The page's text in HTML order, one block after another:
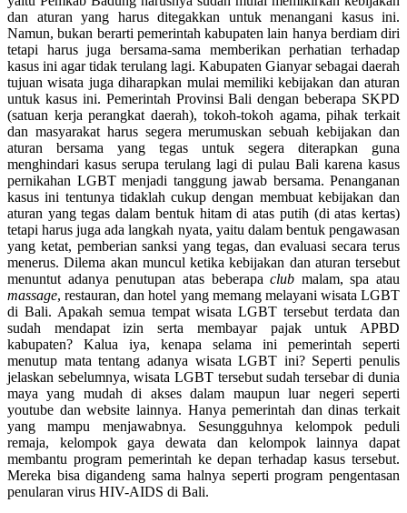
dan aturan yang harus ditegakkan untuk menangani kasus ini.
Namun, bukan berarti pemerintah kabupaten lain hanya berdiam diri
tetapi harus juga bersama-sama memberikan perhatian terhadap
kasus ini agar tidak terulang lagi. Kabupaten Gianyar sebagai daerah
tujuan wisata juga diharapkan mulai memiliki kebijakan dan aturan
untuk kasus ini. Pemerintah Provinsi Bali dengan beberapa SKPD
(satuan kerja perangkat daerah), tokoh-tokoh agama, pihak terkait
dan masyarakat harus segera merumuskan sebuah kebijakan dan
aturan bersama yang tegas untuk segera diterapkan guna
menghindari kasus serupa terulang lagi di pulau Bali karena kasus
pernikahan LGBT menjadi tanggung jawab bersama. Penanganan
kasus ini tentunya tidaklah cukup dengan membuat kebijakan dan
aturan yang tegas dalam bentuk hitam di atas putih (di atas kertas)
tetapi harus juga ada langkah nyata, yaitu dalam bentuk pengawasan
yang ketat, pemberian sanksi yang tegas, dan evaluasi secara terus
menerus. Dilema akan muncul ketika kebijakan dan aturan tersebut
menuntut adanya penutupan atas beberapaclub malam, spa atau
massage, restauran, dan hotel yang memang melayani wisata LGBT
di Bali. Apakah semua tempat wisata LGBT tersebut terdata dan
sudah mendapat izin serta membayar pajak untuk APBD
kabupaten? Kalua iya, kenapa selama ini pemerintah seperti
menutup mata tentang adanya wisata LGBT ini? Seperti penulis
jelaskan sebelumnya, wisata LGBT tersebut sudah tersebar di dunia
maya yang mudah di akses dalam maupun luar negeri seperti
youtube dan website lainnya. Hanya pemerintah dan dinas terkait
yang mampu menjawabnya. Sesungguhnya kelompok peduli
remaja, kelompok gaya dewata dan kelompok lainnya dapat
membantu program pemerintah ke depan terhadap kasus tersebut.
Mereka bisa digandeng sama halnya seperti program pengentasan
penularan virus HIV-AIDS di Bali.